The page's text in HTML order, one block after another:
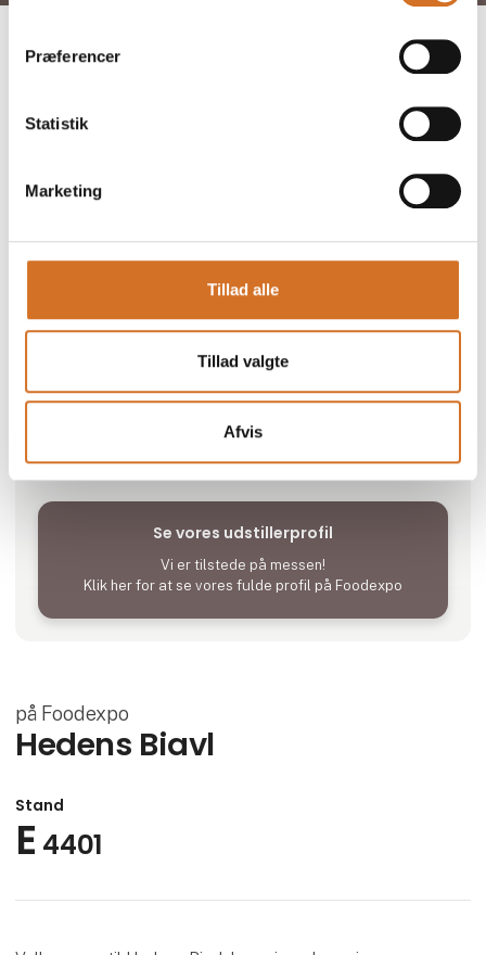
Præferencer
Statistik
Marketing
Tillad alle
Tillad valgte
Afvis
Gå til hjemmeside
Kibæk, Danmark
Se vores udstillerprofil
Vi er tilstede på messen!
Klik her for at se vores fulde profil på Foodexpo
på Foodexpo
Hedens Biavl
Stand
E 4401